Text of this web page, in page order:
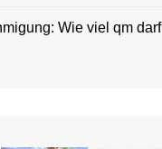
Wie viel qm darf